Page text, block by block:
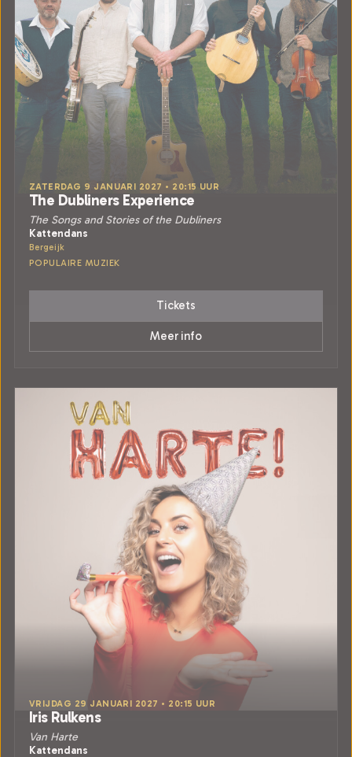
ZATERDAG 9 JANUARI 2027 • 20:15 UUR
The Dubliners Experience
The Songs and Stories of the Dubliners
Kattendans
Bergeijk
POPULAIRE MUZIEK
Tickets
Meer info
VRIJDAG 29 JANUARI 2027 • 20:15 UUR
Iris Rulkens
Van Harte
Kattendans